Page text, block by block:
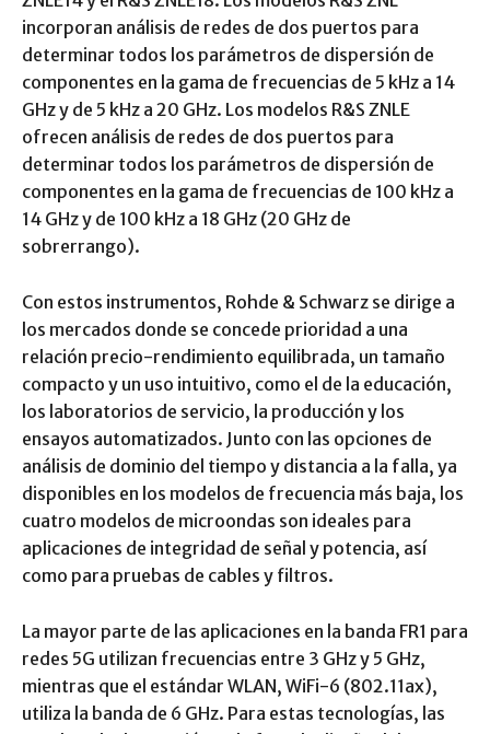
incorporan análisis de redes de dos puertos para
determinar todos los parámetros de dispersión de
componentes en la gama de frecuencias de 5 kHz a 14
GHz y de 5 kHz a 20 GHz. Los modelos R&S ZNLE
ofrecen análisis de redes de dos puertos para
determinar todos los parámetros de dispersión de
componentes en la gama de frecuencias de 100 kHz a
14 GHz y de 100 kHz a 18 GHz (20 GHz de
sobrerrango).
Con estos instrumentos, Rohde & Schwarz se dirige a
los mercados donde se concede prioridad a una
relación precio-rendimiento equilibrada, un tamaño
compacto y un uso intuitivo, como el de la educación,
los laboratorios de servicio, la producción y los
ensayos automatizados. Junto con las opciones de
análisis de dominio del tiempo y distancia a la falla, ya
disponibles en los modelos de frecuencia más baja, los
cuatro modelos de microondas son ideales para
aplicaciones de integridad de señal y potencia, así
como para pruebas de cables y filtros.
La mayor parte de las aplicaciones en la banda FR1 para
redes 5G utilizan frecuencias entre 3 GHz y 5 GHz,
mientras que el estándar WLAN, WiFi-6 (802.11ax),
utiliza la banda de 6 GHz. Para estas tecnologías, las